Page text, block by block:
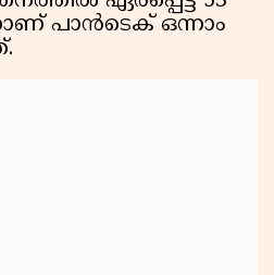
പാൻടെക് ഒന്നാം